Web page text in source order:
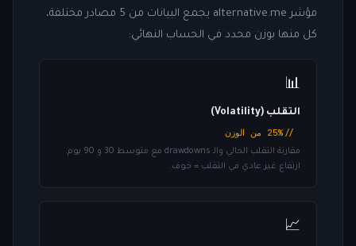
مؤشر alternative.me يجمع البيانات من 5 مصادر مختلفة،
كل منها بوزن محدد في الحساب النهائي:
📊
التقلب (Volatility)
// 25% من الوزن
مقارنة التقلب الحالي والـ drawdowns مع متوسط 30 و 90 يوم.
ارتفاع غير عادي في التقلب = خوف.
📈